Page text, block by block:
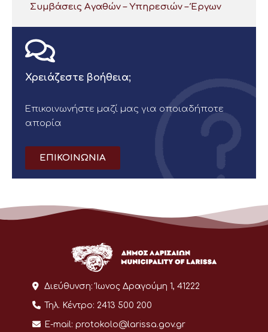
Συμβάσεις Αγαθών – Υπηρεσιών – Έργων
Χρειάζεστε βοήθεια;
Επικοινωνήστε μαζί μας για οποιαδήποτε
απορία
ΕΠΙΚΟΙΝΩΝΙΑ
Διεύθυνση: Ίωνος Δραγούμη 1, 41222
Τηλ. Κέντρο: 2413 500 200
E-mail: protokolo@larissa.gov.gr